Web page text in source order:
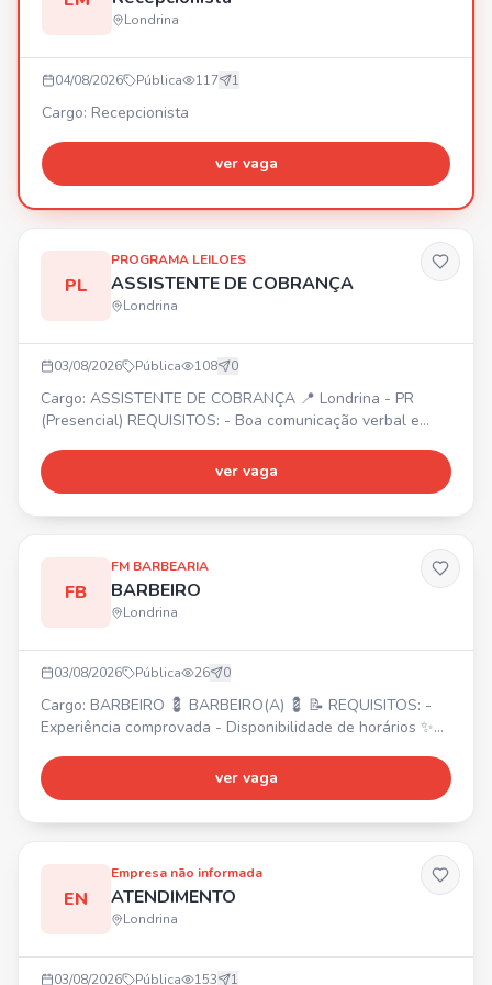
Londrina
04/08/2026 Pública 117 1
Cargo: Recepcionista
ver vaga
PL
PROGRAMA LEILOES
ASSISTENTE DE COBRANÇA
Londrina
03/08/2026 Pública 108 0
Cargo: ASSISTENTE DE COBRANÇA 📍 Londrina - PR
(Presencial) REQUISITOS: - Boa comunicação verbal e
Ensino médio completo - Experiência prévia com cobrança
ou áreas financeiras (desejável) BENEFÍCIOS: - Plano de
ver vaga
FB
FM BARBEARIA
BARBEIRO
Londrina
03/08/2026 Pública 26 0
Cargo: BARBEIRO 💈 BARBEIRO(A) 💈 📝 REQUISITOS: -
Experiência comprovada - Disponibilidade de horários ✨
ótimos ganhos no Shopping Boulevard. 💰 Envie seu
contato!
ver vaga
EN
Empresa não informada
ATENDIMENTO
Londrina
03/08/2026 Pública 153 1